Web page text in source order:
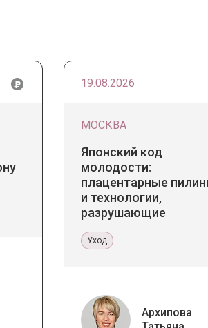
19.08.2026
МОСКВА
Японский код
молодости:
плацентарные
и технологии,
разрушающие
Уход
Архипова